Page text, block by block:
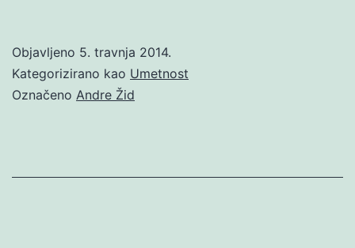
Objavljeno 5. travnja 2014.
Kategorizirano kao Umetnost
Označeno Andre Žid